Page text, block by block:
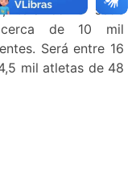
terá como sede
de 10 mil
Será entre 16
mil atletas de 48